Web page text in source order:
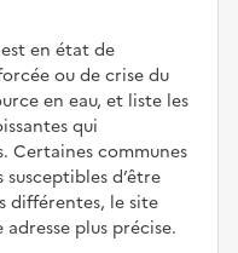
en état de
ou de crise du
en eau, et liste les
qui
Certaines communes
d’être
différentes, le site
plus précise.